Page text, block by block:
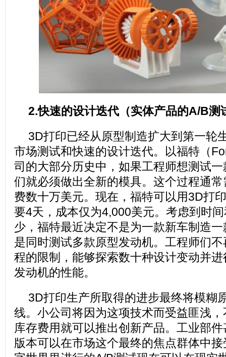
2.快速的设计迭代（实体产品的A/B测
3D打印已经从原型制造扩大到第一轮
市场测试和快速的设计迭代。以福特（
司的大部分历史中，如果工程师想测试
们就必须做出全新的模具。这个过程通
费数十万美元。现在，福特可以用3D打
要4天，成本仅为4,000美元。考虑到时
少，福特最近决定不是为一款新车制造
是同时测试多款原型发动机。工程师们
程的限制，能够探索数十种设计变动并
发动机的性能。
3D打印生产所取得的进步最终将模糊
线。小公司将因为这项技术而受益匪浅
库存费用就可以推出创新产品。工业部
版本可以在市场这个最终的焦点群体中